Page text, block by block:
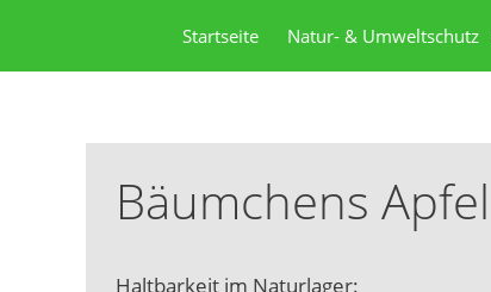
Startseite Natur- & Umweltschutz
Bäumchens Apfel
Haltbarkeit im Naturlager: